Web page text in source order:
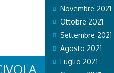
Novembre 2021
Ottobre 2021
Settembre 2021
Agosto 2021
Luglio 2021